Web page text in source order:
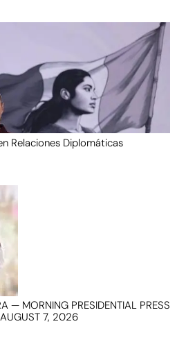
Relaciones Diplomáticas
— MORNING PRESIDENTIAL PRESS
7, 2026